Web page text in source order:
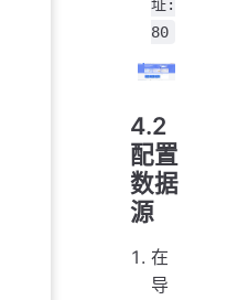
址:
80
4.2
配置
数据
源
在
导